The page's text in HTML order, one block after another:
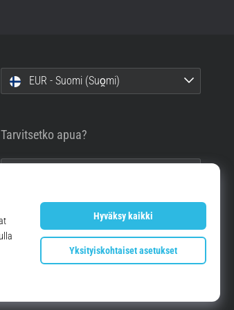
EUR - Suomi (Suo̯mi)
Tarvitsetko apua?